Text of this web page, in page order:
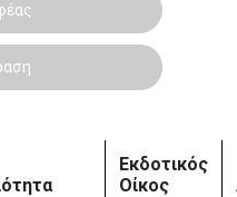
Εκδοτικός
Οίκος